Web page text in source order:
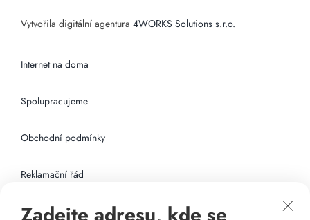
Vytvořila digitální agentura 4WORKS Solutions s.r.o.
Internet na doma
Spolupracujeme
Obchodní podmínky
Reklamační řád
Připojení k internetu